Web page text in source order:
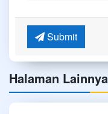
Submit
Halaman Lainnya